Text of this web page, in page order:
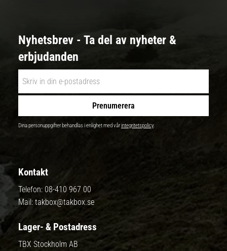
Nyhetsbrev - Ta del av nyheter &
erbjudanden
Prenumerera
Dina personuppgifter behandlas i enlighet med vårintegritetspolicy.
Kontakt
Telefon: 08-410 967 00
Mail: takbox@takbox.se
Lager- & Postadress
TBX Stockholm AB